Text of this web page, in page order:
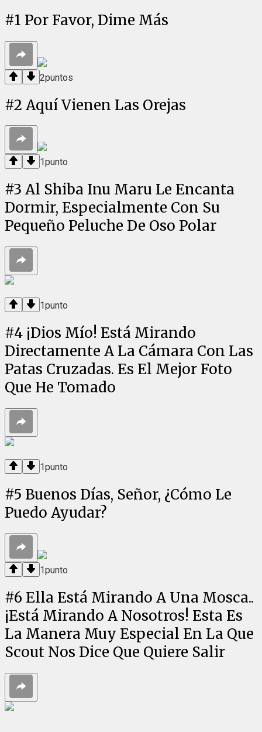
#1 Por Favor, Dime Más
2puntos
#2 Aquí Vienen Las Orejas
1punto
#3 Al Shiba Inu Maru Le Encanta
Dormir, Especialmente Con Su
Pequeño Peluche De Oso Polar
1punto
#4 ¡Dios Mío! Está Mirando
Directamente A La Cámara Con Las
Patas Cruzadas. Es El Mejor Foto
Que He Tomado
1punto
#5 Buenos Días, Señor, ¿Cómo Le
Puedo Ayudar?
1punto
#6 Ella Está Mirando A Una Mosca..
¡Está Mirando A Nosotros! Esta Es
La Manera Muy Especial En La Que
Scout Nos Dice Que Quiere Salir